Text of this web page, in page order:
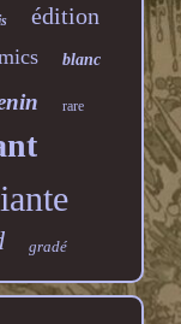
édition
blanc
rare
gradé